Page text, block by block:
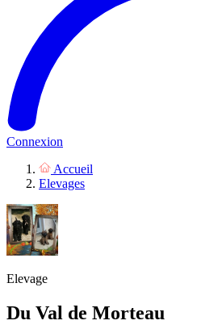
Connexion
Accueil
Elevages
Elevage
Du Val de Morteau